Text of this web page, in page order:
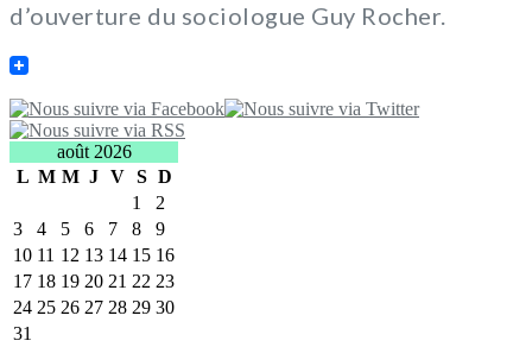
d’ouverture du sociologue Guy Rocher.
août 2026
L M M J V S D
1
2
3
4 5 6 7 8
9
10 11 12 13 14 15 16
17 18 19 20 21 22 23
24 25 26 27 28 29 30
31